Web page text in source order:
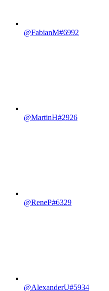
@FabianM#6992
@MartinH#2926
@ReneP#6329
@AlexanderU#5934